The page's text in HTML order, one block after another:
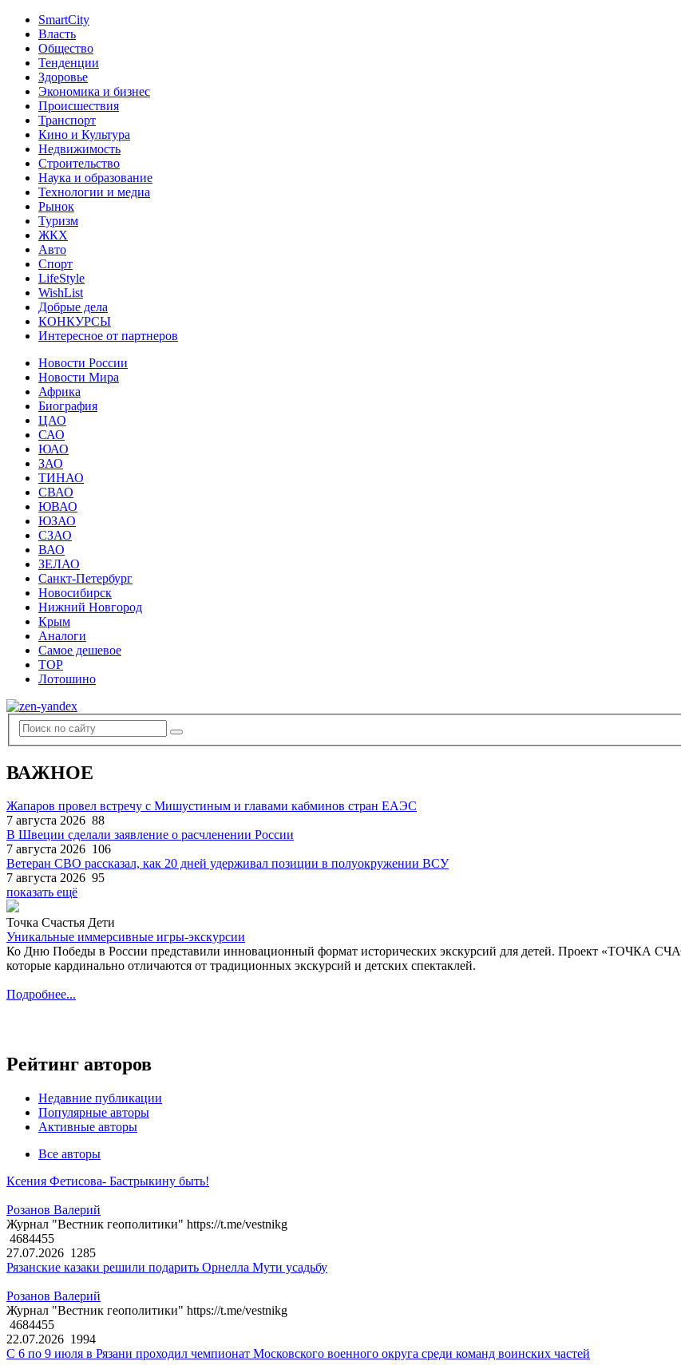
SmartCity
Власть
Общество
Тенденции
Здоровье
Экономика и бизнес
Происшествия
Транспорт
Кино и Культура
Недвижимость
Строительство
Наука и образование
Технологии и медиа
Рынок
Туризм
ЖКХ
Авто
Спорт
LifeStyle
WishList
Добрые дела
КОНКУРСЫ
Интересное от партнеров
Новости России
Новости Мира
Африка
Биография
ЦАО
САО
ЮАО
ЗАО
ТИНАО
СВАО
ЮВАО
ЮЗАО
СЗАО
ВАО
ЗЕЛАО
Санкт-Петербург
Новосибирск
Нижний Новгород
Крым
Аналоги
Самое дешевое
TOP
Лотошино
ВАЖНОЕ
Жапаров провел встречу с Мишустиным и главами кабминов стран ЕАЭС
7 августа 2026 88
В Швеции сделали заявление о расчленении России
7 августа 2026 106
Ветеран СВО рассказал, как 20 дней удерживал позиции в полуокружении ВСУ
7 августа 2026 95
показать ещё
Точка Счастья Дети
Уникальные иммерсивные игры-экскурсии
Ко Дню Победы в России представили инновационный формат исторических экскурсий для детей. Проект «ТОЧКА
которые кардинально отличаются от традиционных экскурсий и детских спектаклей.
Подробнее...
Рейтинг авторов
Недавние публикации
Популярные авторы
Активные авторы
Все авторы
Ксения Фетисова- Бастрыкину быть!
Розанов Валерий
Журнал "Вестник геополитики" https://t.me/vestnikg
4684455
27.07.2026 1285
Рязанские казаки решили подарить Орнелла Мути усадьбу
Розанов Валерий
Журнал "Вестник геополитики" https://t.me/vestnikg
4684455
22.07.2026 1994
С 6 по 9 июля в Рязани проходил чемпионат Московского военного округа среди команд воинских частей